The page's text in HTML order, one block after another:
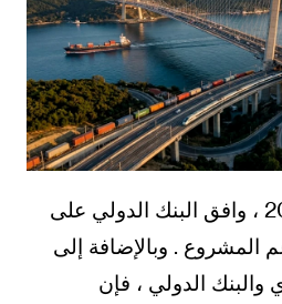
وفي آذار / مارس 2026 ، وافق البنك الدولي على
المشروع . وبالإضافة إلى
والبنك الدولي ، فإن